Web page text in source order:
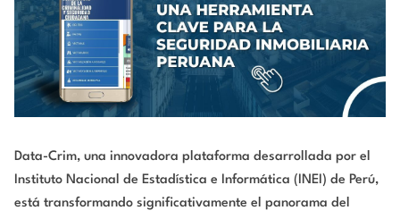
Data-Crim, una innovadora plataforma desarrollada por el
Instituto Nacional de Estadística e Informática (INEI) de Perú,
está transformando significativamente el panorama del